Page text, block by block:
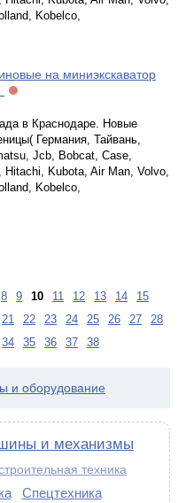
Kobelco,
на миниэкскаватор
в Краснодаре. Новые
Германия, Тайвань,
Jcb, Bobcat, Case,
Hitachi, Kubota, Air Man, Volvo,
Kobelco,
8 9 10 11 12 13 14
15
21 22 23 24 25 26 27
28
34 35 36 37 38
и оборудование
и механизмы
техника
Спецтехника